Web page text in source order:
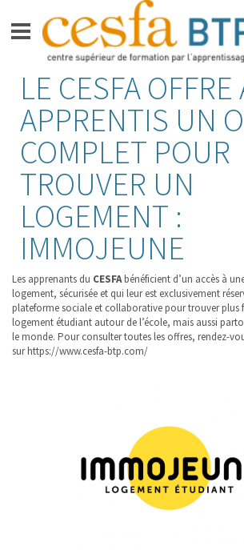
contenu
CESFA BTP
FORMATIONS BAC +3 –
BACHELOR GRADE DE LICENCE
FORMATION BAC +5 –
INGÉNIEUR
APPRENTIS
VIE SUR LE CAMPUS
ESPACE ENTREPRISES
ACTUALITÉS
CONTACT
LE CESFA OFFRE
APPRENTIS UN
COMPLET POUR
TROUVER UN
LOGEMENT :
IMMOJEUNE
Les apprenants du CESFAbénéficient d’un accès à
logement, sécurisée et qui leur est exclusivement
plateforme sociale et collaborative pour trouver plus
logement étudiant autour de l’école, mais aussi
le monde. Pour consulter toutes les offres, rendez-
sur https://www.cesfa-btp.com/